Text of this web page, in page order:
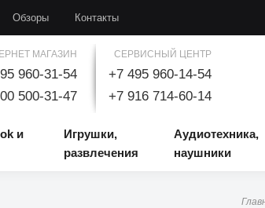
Обзоры Контакты
МАГАЗИН
960-31-54
500-31-47
СЕРВИСНЫЙ ЦЕНТР
+7 495 960-14-54
+7 916 714-60-14
и
Игрушки,
развлечения
Аудиотехника,
наушники